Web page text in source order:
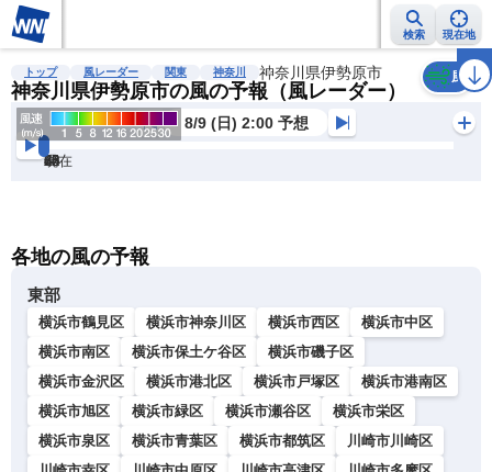
検索 現在地
雨雲レーダー 台風情報 地震情報 警報・注意報 2週間天気 ラ
トップ 風レーダー 関東 神奈川 神奈川県伊勢原市
神奈川県伊勢原市の風の予報（風レーダー）
風
8/9 (日) 2:00 予想
現在
6h
12
24
36
48
60
72
各地の風の予報
東部
横浜市鶴見区 横浜市神奈川区 横浜市西区
横浜市中区
横浜市南区
横浜市保土ケ谷区
横浜市磯子区
横浜市金沢区
横浜市港北区 横浜市戸塚区
横浜市港南区
横浜市旭区
横浜市緑区 横浜市瀬谷区
横浜市栄区
横浜市泉区
横浜市青葉区 横浜市都筑区
川崎市川崎区